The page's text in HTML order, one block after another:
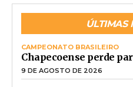
ÚLTIMAS
CAMPEONATO BRASILEIRO
Chapecoense perde
9 DE AGOSTO DE 2026